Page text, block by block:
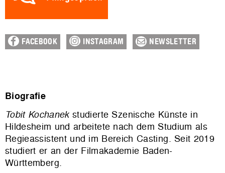
FACEBOOK INSTAGRAM NEWSLETTER
Biografie
Tobit Kochanekstudierte Szenische Künste in
Hildesheim und arbeitete nach dem Studium als
Regieassistent und im Bereich Casting. Seit 2019
studiert er an der Filmakademie Baden-
Württemberg.